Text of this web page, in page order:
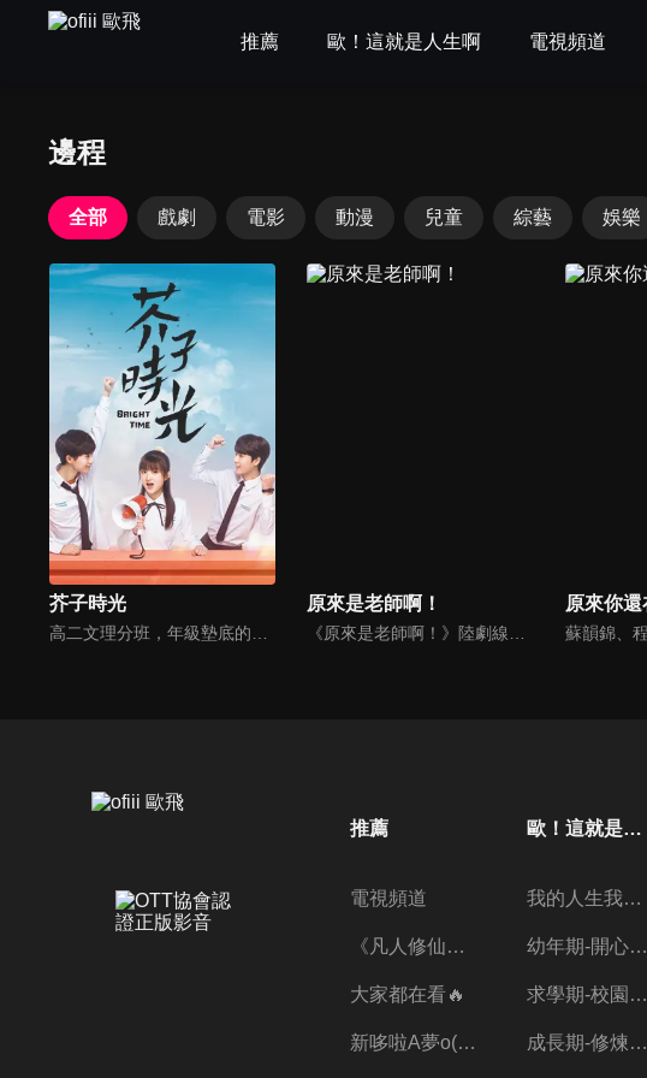
推薦 歐！這就是人生啊 電視頻道
邊程
全部 戲劇 電影 動漫 兒童 綜藝 娛樂
芥子時光 原來是老師啊！ 原來你
推薦
電視頻道
《凡人修仙傳》第五季全新開播✨
大家都在看🔥
新哆啦A夢o((ﾐﾟｴﾟﾐ))o
歐！這就是人生啊
我的人生我做主
幼年期-開心放暑假
求學期-校園三兩事
成長期-修煉愛情的心酸